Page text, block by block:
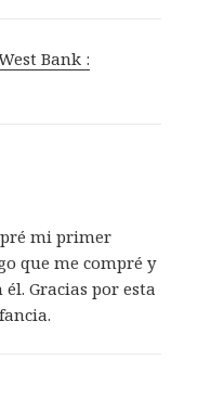
Bank :
mi primer
que me compré y
Gracias por esta